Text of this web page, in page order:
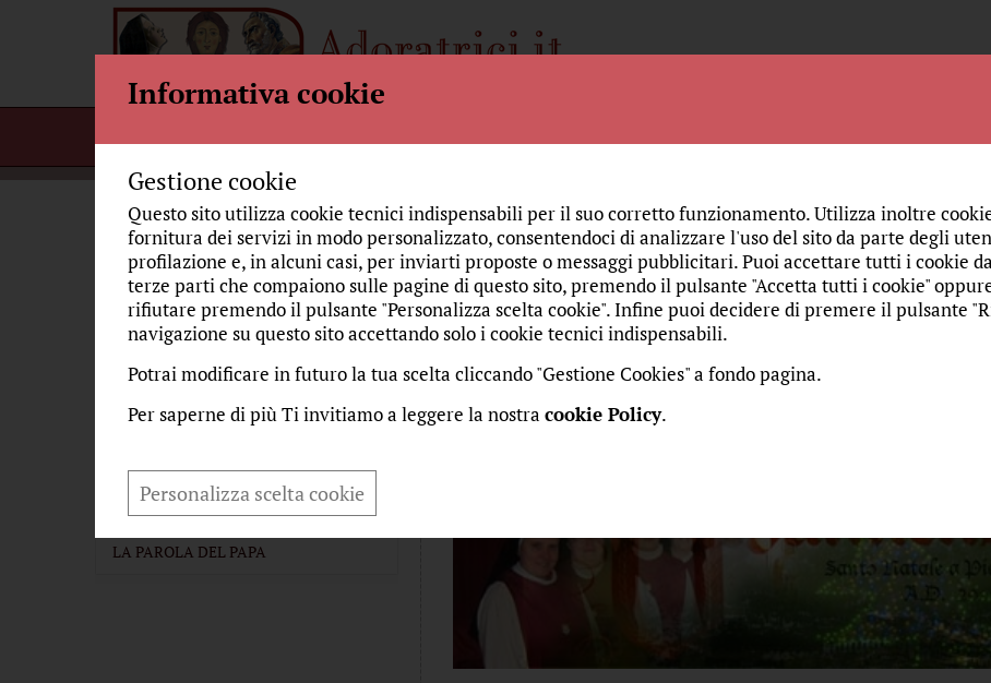
STORIA
Un Natale sotto l'albero
martedì 24 dicembre 2013
Autore:Monache dell'Adorazione Eucaristica Fonte:
La Comunità è come un albero, cresce anche grazie agli
la preghiera e con gli aiuti materiali e spirituali, il nostro
TRACCE DI STORIA
CRONACHE DAL MONASTERO
COME STILO DI SPOSA
TRADIZIONE E TRADIZIONI
LA PAROLA DEL PAPA
Informativa cookie
Gestione cookie
Questo sito utilizza cookie tecnici indispensabili per il suo corretto funzionamento. Utilizza inoltre
fornitura dei servizi in modo personalizzato, consentendoci di analizzare l'uso del sito da parte degli
profilazione e, in alcuni casi, per inviarti proposte o messaggi pubblicitari. Puoi accettare tutti i cookie
terze parti che compaiono sulle pagine di questo sito, premendo il pulsante "Accetta tutti i cookie"
rifiutare premendo il pulsante "Personalizza scelta cookie". Infine puoi decidere di premere il pulsante
navigazione su questo sito accettando solo i cookie tecnici indispensabili.
Potrai modificare in futuro la tua scelta cliccando "Gestione Cookies" a fondo pagina.
Per saperne di più Ti invitiamo a leggere la nostra cookie Policy.
Personalizza scelta cookie